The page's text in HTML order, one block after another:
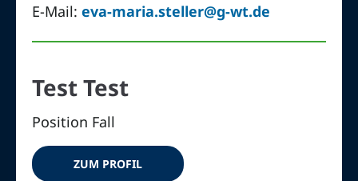
E-Mail:eva-maria.steller@g-wt.de
Test Test
Position Fall
ZUM PROFIL